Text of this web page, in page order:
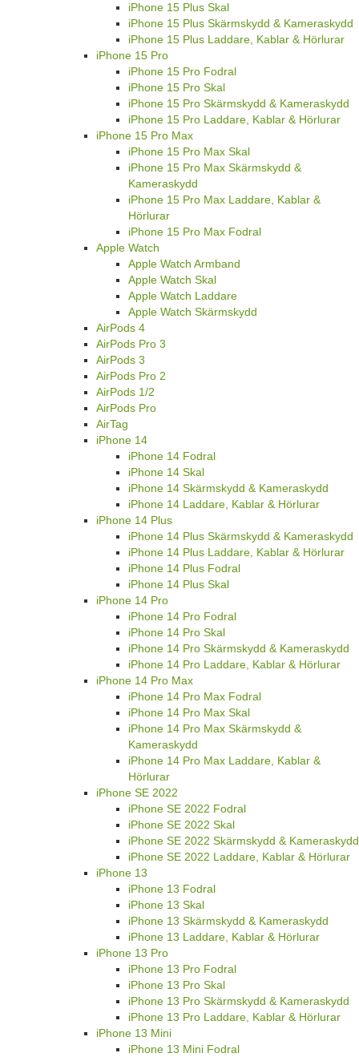
iPhone 15 Plus Skal
iPhone 15 Plus Skärmskydd & Kameraskydd
iPhone 15 Plus Laddare, Kablar & Hörlurar
iPhone 15 Pro
iPhone 15 Pro Fodral
iPhone 15 Pro Skal
iPhone 15 Pro Skärmskydd & Kameraskydd
iPhone 15 Pro Laddare, Kablar & Hörlurar
iPhone 15 Pro Max
iPhone 15 Pro Max Skal
iPhone 15 Pro Max Skärmskydd &
Kameraskydd
iPhone 15 Pro Max Laddare, Kablar &
Hörlurar
iPhone 15 Pro Max Fodral
Apple Watch
Apple Watch Armband
Apple Watch Skal
Apple Watch Laddare
Apple Watch Skärmskydd
AirPods 4
AirPods Pro 3
AirPods 3
AirPods Pro 2
AirPods 1/2
AirPods Pro
AirTag
iPhone 14
iPhone 14 Fodral
iPhone 14 Skal
iPhone 14 Skärmskydd & Kameraskydd
iPhone 14 Laddare, Kablar & Hörlurar
iPhone 14 Plus
iPhone 14 Plus Skärmskydd & Kameraskydd
iPhone 14 Plus Laddare, Kablar & Hörlurar
iPhone 14 Plus Fodral
iPhone 14 Plus Skal
iPhone 14 Pro
iPhone 14 Pro Fodral
iPhone 14 Pro Skal
iPhone 14 Pro Skärmskydd & Kameraskydd
iPhone 14 Pro Laddare, Kablar & Hörlurar
iPhone 14 Pro Max
iPhone 14 Pro Max Fodral
iPhone 14 Pro Max Skal
iPhone 14 Pro Max Skärmskydd &
Kameraskydd
iPhone 14 Pro Max Laddare, Kablar &
Hörlurar
iPhone SE 2022
iPhone SE 2022 Fodral
iPhone SE 2022 Skal
iPhone SE 2022 Skärmskydd & Kameraskydd
iPhone SE 2022 Laddare, Kablar & Hörlurar
iPhone 13
iPhone 13 Fodral
iPhone 13 Skal
iPhone 13 Skärmskydd & Kameraskydd
iPhone 13 Laddare, Kablar & Hörlurar
iPhone 13 Pro
iPhone 13 Pro Fodral
iPhone 13 Pro Skal
iPhone 13 Pro Skärmskydd & Kameraskydd
iPhone 13 Pro Laddare, Kablar & Hörlurar
iPhone 13 Mini
iPhone 13 Mini Fodral